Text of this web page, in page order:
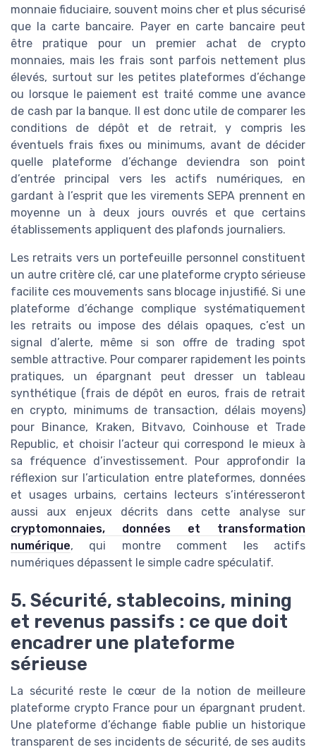
monnaie fiduciaire, souvent moins cher et plus sécurisé
que la carte bancaire. Payer en carte bancaire peut
être pratique pour un premier achat de crypto
monnaies, mais les frais sont parfois nettement plus
élevés, surtout sur les petites plateformes d’échange
ou lorsque le paiement est traité comme une avance
de cash par la banque. Il est donc utile de comparer les
conditions de dépôt et de retrait, y compris les
éventuels frais fixes ou minimums, avant de décider
quelle plateforme d’échange deviendra son point
d’entrée principal vers les actifs numériques, en
gardant à l’esprit que les virements SEPA prennent en
moyenne un à deux jours ouvrés et que certains
établissements appliquent des plafonds journaliers.
Les retraits vers un portefeuille personnel constituent
un autre critère clé, car une plateforme crypto sérieuse
facilite ces mouvements sans blocage injustifié. Si une
plateforme d’échange complique systématiquement
les retraits ou impose des délais opaques, c’est un
signal d’alerte, même si son offre de trading spot
semble attractive. Pour comparer rapidement les points
pratiques, un épargnant peut dresser un tableau
synthétique (frais de dépôt en euros, frais de retrait
en crypto, minimums de transaction, délais moyens)
pour Binance, Kraken, Bitvavo, Coinhouse et Trade
Republic, et choisir l’acteur qui correspond le mieux à
sa fréquence d’investissement. Pour approfondir la
réflexion sur l’articulation entre plateformes, données
et usages urbains, certains lecteurs s’intéresseront
aussi aux enjeux décrits dans cette analyse sur
cryptomonnaies, données et transformation
numérique, qui montre comment les actifs
numériques dépassent le simple cadre spéculatif.
5. Sécurité, stablecoins, mining
et revenus passifs : ce que doit
encadrer une plateforme
sérieuse
La sécurité reste le cœur de la notion de meilleure
plateforme crypto France pour un épargnant prudent.
Une plateforme d’échange fiable publie un historique
transparent de ses incidents de sécurité, de ses audits